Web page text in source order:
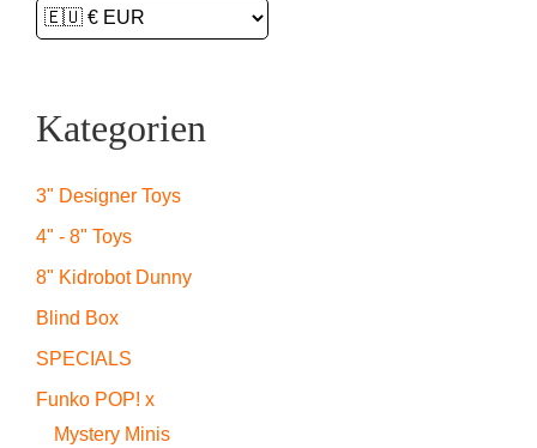
Kategorien
3" Designer Toys
4" - 8" Toys
8" Kidrobot Dunny
Blind Box
SPECIALS
Funko POP! x
Mystery Minis